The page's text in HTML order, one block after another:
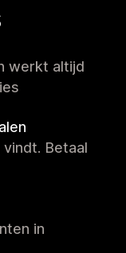
werkt altijd
Betaal
in